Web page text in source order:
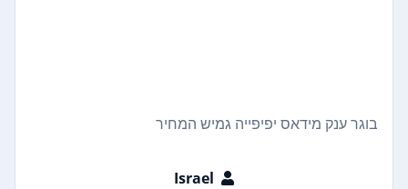
בוגר ענק מידאס יפיפייה גמיש המחיר
Israel